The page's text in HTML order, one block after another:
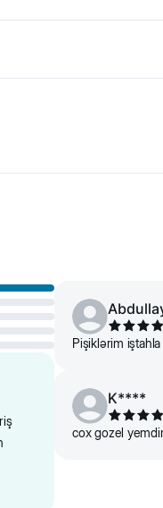
doğranılmış), düyü,
barədə məlumat yalnız
Pişiklərim
K****
cox gozel